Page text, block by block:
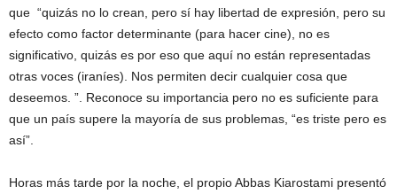
que “quizás no lo crean, pero sí hay libertad de expresión, pero su
efecto como factor determinante (para hacer cine), no es
significativo, quizás es por eso que aquí no están representadas
otras voces (iraníes). Nos permiten decir cualquier cosa que
deseemos. ”. Reconoce su importancia pero no es suficiente para
que un país supere la mayoría de sus problemas, “es triste pero es
así”.
Horas más tarde por la noche, el propio Abbas Kiarostami presentó